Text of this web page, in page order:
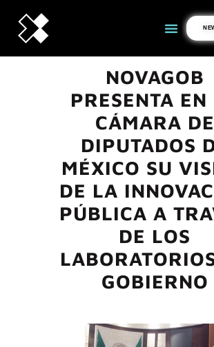
NOVAGOB
PRESENTA EN
CÁMARA DE
DIPUTADOS
MÉXICO SU
DE LA
PÚBLICA A
DE LOS
GOBIERNO